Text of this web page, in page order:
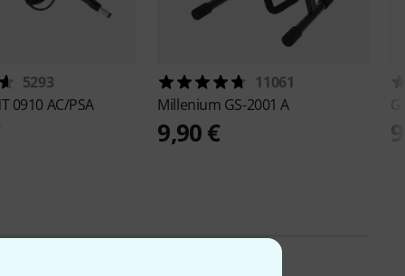
5293
0910 AC/PSA
11061
Millenium GS-2001 A
9,90 €